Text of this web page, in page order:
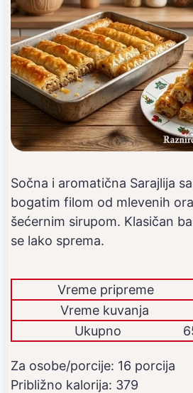
Sočna i aromatična Sarajlija
bogatim filom od mlevenih
šećernim sirupom. Klasičan
se lako sprema.
Vreme pripreme
Vreme kuvanja
Ukupno
Za osobe/porcije: 16 porcija
Približno kalorija: 379